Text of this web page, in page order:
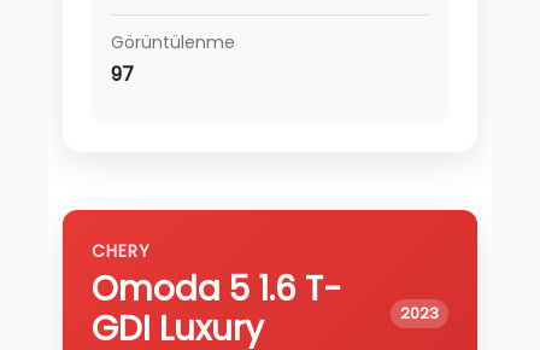
Görüntülenme
97
CHERY
Omoda 5 1.6 T-
GDI Luxury
2023